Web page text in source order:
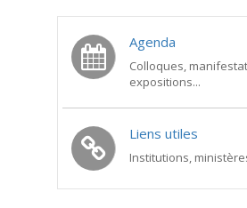
Agenda
Colloques,
expositions...
Liens utiles
Institutions,